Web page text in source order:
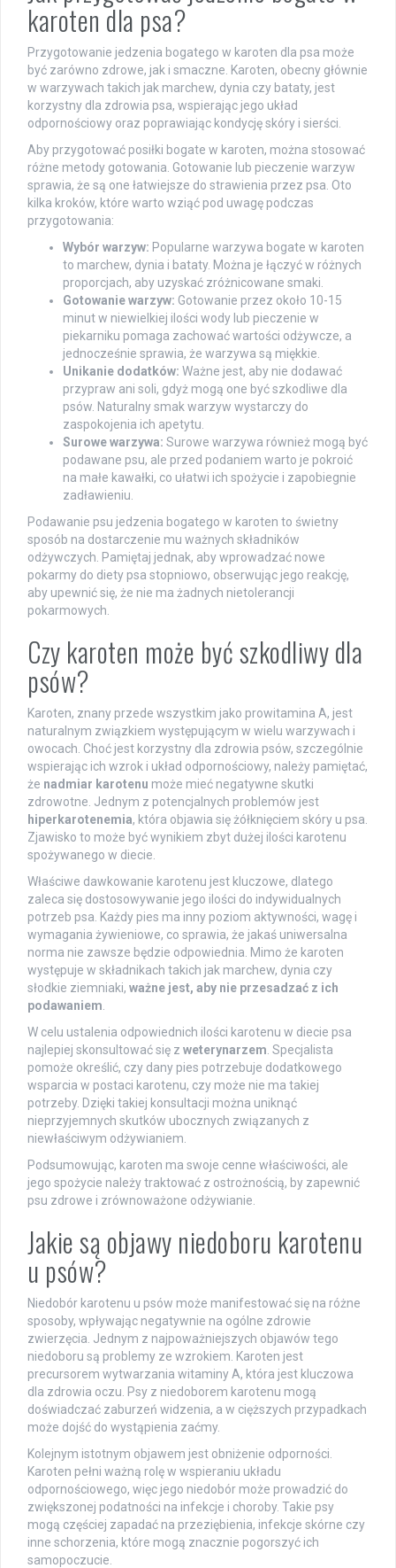
karoten dla psa?
Przygotowanie jedzenia bogatego w karoten dla psa może
być zarówno zdrowe, jak i smaczne. Karoten, obecny głównie
w warzywach takich jak marchew, dynia czy bataty, jest
korzystny dla zdrowia psa, wspierając jego układ
odpornościowy oraz poprawiając kondycję skóry i sierści.
Aby przygotować posiłki bogate w karoten, można stosować
różne metody gotowania. Gotowanie lub pieczenie warzyw
sprawia, że są one łatwiejsze do strawienia przez psa. Oto
kilka kroków, które warto wziąć pod uwagę podczas
przygotowania:
Wybór warzyw: Popularne warzywa bogate w karoten
to marchew, dynia i bataty. Można je łączyć w różnych
proporcjach, aby uzyskać zróżnicowane smaki.
Gotowanie warzyw: Gotowanie przez około 10-15
minut w niewielkiej ilości wody lub pieczenie w
piekarniku pomaga zachować wartości odżywcze, a
jednocześnie sprawia, że warzywa są miękkie.
Unikanie dodatków: Ważne jest, aby nie dodawać
przypraw ani soli, gdyż mogą one być szkodliwe dla
psów. Naturalny smak warzyw wystarczy do
zaspokojenia ich apetytu.
Surowe warzywa: Surowe warzywa również mogą być
podawane psu, ale przed podaniem warto je pokroić
na małe kawałki, co ułatwi ich spożycie i zapobiegnie
zadławieniu.
Podawanie psu jedzenia bogatego w karoten to świetny
sposób na dostarczenie mu ważnych składników
odżywczych. Pamiętaj jednak, aby wprowadzać nowe
pokarmy do diety psa stopniowo, obserwując jego reakcję,
aby upewnić się, że nie ma żadnych nietolerancji
pokarmowych.
Czy karoten może być szkodliwy dla
psów?
Karoten, znany przede wszystkim jako prowitamina A, jest
naturalnym związkiem występującym w wielu warzywach i
owocach. Choć jest korzystny dla zdrowia psów, szczególnie
wspierając ich wzrok i układ odpornościowy, należy pamiętać,
że nadmiar karotenu może mieć negatywne skutki
zdrowotne. Jednym z potencjalnych problemów jest
hiperkarotenemia, która objawia się żółknięciem skóry u psa.
Zjawisko to może być wynikiem zbyt dużej ilości karotenu
spożywanego w diecie.
Właściwe dawkowanie karotenu jest kluczowe, dlatego
zaleca się dostosowywanie jego ilości do indywidualnych
potrzeb psa. Każdy pies ma inny poziom aktywności, wagę i
wymagania żywieniowe, co sprawia, że jakaś uniwersalna
norma nie zawsze będzie odpowiednia. Mimo że karoten
występuje w składnikach takich jak marchew, dynia czy
słodkie ziemniaki, ważne jest, aby nie przesadzać z ich
podawaniem
W celu ustalenia odpowiednich ilości karotenu w diecie psa
najlepiej skonsultować się z weterynarzem . Specjalista
pomoże określić, czy dany pies potrzebuje dodatkowego
wsparcia w postaci karotenu, czy może nie ma takiej
potrzeby. Dzięki takiej konsultacji można uniknąć
nieprzyjemnych skutków ubocznych związanych z
niewłaściwym odżywianiem.
Podsumowując, karoten ma swoje cenne właściwości, ale
jego spożycie należy traktować z ostrożnością, by zapewnić
psu zdrowe i zrównoważone odżywianie.
Jakie są objawy niedoboru karotenu
u psów?
Niedobór karotenu u psów może manifestować się na różne
sposoby, wpływając negatywnie na ogólne zdrowie
zwierzęcia. Jednym z najpoważniejszych objawów tego
niedoboru są problemy ze wzrokiem. Karoten jest
precursorem wytwarzania witaminy A, która jest kluczowa
dla zdrowia oczu. Psy z niedoborem karotenu mogą
doświadczać zaburzeń widzenia, a w cięższych przypadkach
może dojść do wystąpienia zaćmy.
Kolejnym istotnym objawem jest obniżenie odporności.
Karoten pełni ważną rolę w wspieraniu układu
odpornościowego, więc jego niedobór może prowadzić do
zwiększonej podatności na infekcje i choroby. Takie psy
mogą częściej zapadać na przeziębienia, infekcje skórne czy
inne schorzenia, które mogą znacznie pogorszyć ich
samopoczucie.